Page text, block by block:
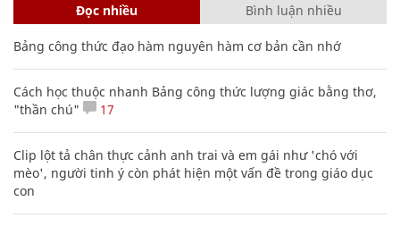
Đọc nhiều Bình luận nhiều
Bảng công thức đạo hàm nguyên hàm cơ bản cần nhớ
Cách học thuộc nhanh Bảng công thức lượng giác bằng thơ,
"thần chú"
17
Clip lột tả chân thực cảnh anh trai và em gái như 'chó với
mèo', người tinh ý còn phát hiện một vấn đề trong giáo dục
con